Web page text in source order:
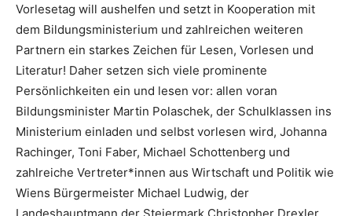
Vorlesetag will aushelfen und setzt in Kooperation mit
dem Bildungsministerium und zahlreichen weiteren
Partnern ein starkes Zeichen für Lesen, Vorlesen und
Literatur! Daher setzen sich viele prominente
Persönlichkeiten ein und lesen vor: allen voran
Bildungsminister Martin Polaschek, der Schulklassen ins
Ministerium einladen und selbst vorlesen wird, Johanna
Rachinger, Toni Faber, Michael Schottenberg und
zahlreiche Vertreter*innen aus Wirtschaft und Politik wie
Wiens Bürgermeister Michael Ludwig, der
Landeshauptmann der Steiermark Christopher Drexler